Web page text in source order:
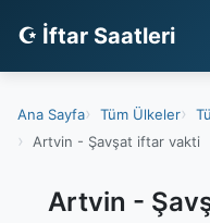
☪ İftar Saatleri
Ana Sayfa Tüm Ülkeler
Artvin - Şavşat iftar vakti
Artvin -